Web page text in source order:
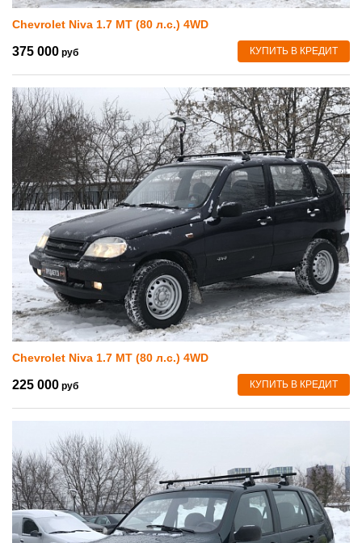
Chevrolet Niva 1.7 MT (80 л.с.) 4WD
375 000 руб КУПИТЬ В КРЕДИТ
Chevrolet Niva 1.7 MT (80 л.с.) 4WD
225 000 руб КУПИТЬ В КРЕДИТ